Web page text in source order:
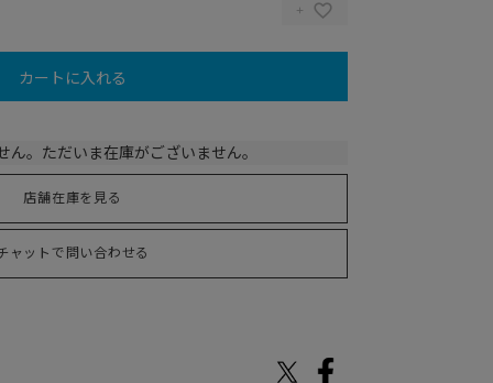
Gold)
カートに入れる
ん。ただいま在庫がございません。
店舗在庫を見る
ャットで問い合わせる